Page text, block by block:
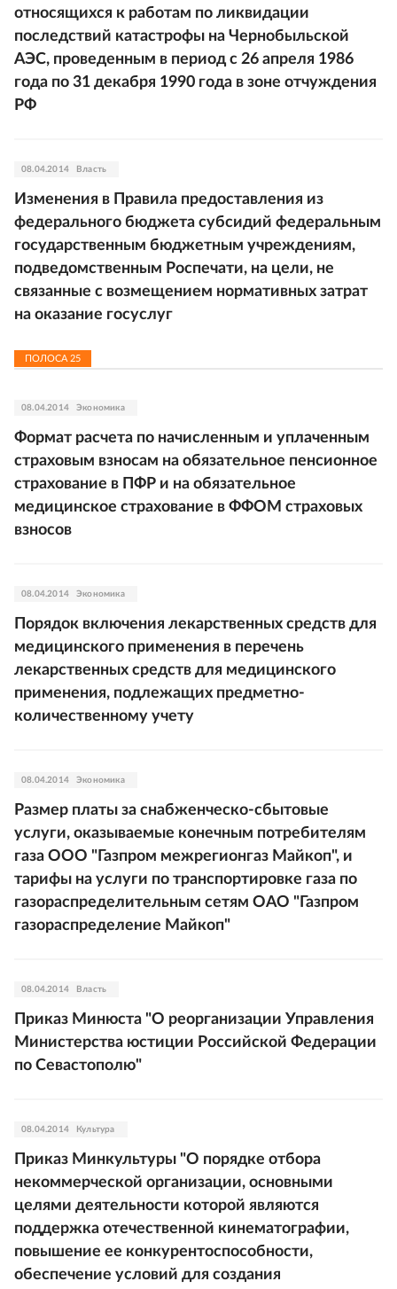
относящихся к работам по ликвидации
последствий катастрофы на Чернобыльской
АЭС, проведенным в период с 26 апреля 1986
года по 31 декабря 1990 года в зоне отчуждения
РФ
08.04.2014 Власть
Изменения в Правила предоставления из
федерального бюджета субсидий федеральным
государственным бюджетным учреждениям,
подведомственным Роспечати, на цели, не
связанные с возмещением нормативных затрат
на оказание госуслуг
ПОЛОСА 25
08.04.2014 Экономика
Формат расчета по начисленным и уплаченным
страховым взносам на обязательное пенсионное
страхование в ПФР и на обязательное
медицинское страхование в ФФОМ страховых
взносов
08.04.2014 Экономика
Порядок включения лекарственных средств для
медицинского применения в перечень
лекарственных средств для медицинского
применения, подлежащих предметно-
количественному учету
08.04.2014 Экономика
Размер платы за снабженческо-сбытовые
услуги, оказываемые конечным потребителям
газа ООО "Газпром межрегионгаз Майкоп", и
тарифы на услуги по транспортировке газа по
газораспределительным сетям ОАО "Газпром
газораспределение Майкоп"
08.04.2014 Власть
Приказ Минюста "О реорганизации Управления
Министерства юстиции Российской Федерации
по Севастополю"
08.04.2014 Культура
Приказ Минкультуры "О порядке отбора
некоммерческой организации, основными
целями деятельности которой являются
поддержка отечественной кинематографии,
повышение ее конкурентоспособности,
обеспечение условий для создания